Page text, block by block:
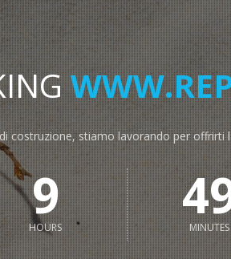
costruzione, stiamo lavorando per offrirti
9
HOURS MINUTES